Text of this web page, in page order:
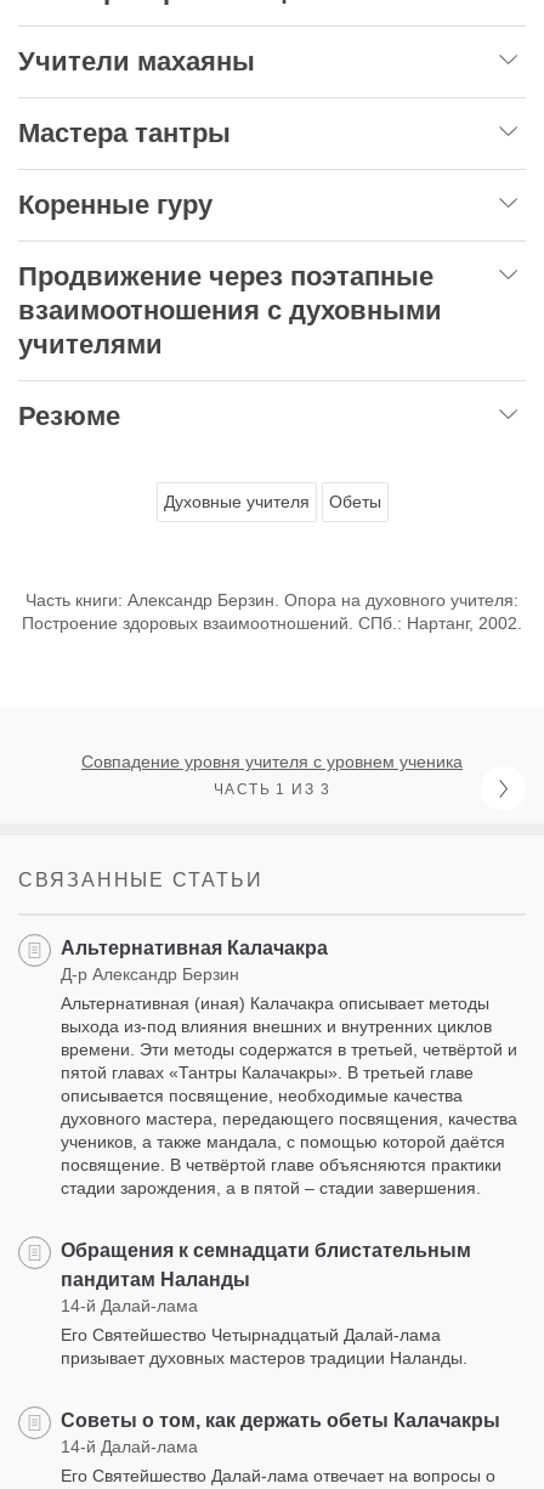
Учители махаяны
Мастера тантры
Коренные гуру
Продвижение через поэтапные
взаимоотношения с духовными
учителями
Резюме
Духовные учителя Обеты
Часть книги: Александр Берзин. Опора на духовного учителя:
Построение здоровых взаимоотношений. СПб.: Нартанг, 2002.
Совпадение уровня учителя с уровнем ученика
ЧАСТЬ 1 ИЗ 3
СВЯЗАННЫЕ СТАТЬИ
Альтернативная Калачакра
Д-р Александр Берзин
Альтернативная (иная) Калачакра описывает методы
выхода из-под влияния внешних и внутренних циклов
времени. Эти методы содержатся в третьей, четвёртой и
пятой главах «Тантры Калачакры». В третьей главе
описывается посвящение, необходимые качества
духовного мастера, передающего посвящения, качества
учеников, а также мандала, с помощью которой даётся
посвящение. В четвёртой главе объясняются практики
стадии зарождения, а в пятой – стадии завершения.
Обращения к семнадцати блистательным
пандитам Наланды
14-й Далай-лама
Его Святейшество Четырнадцатый Далай-лама
призывает духовных мастеров традиции Наланды.
Советы о том, как держать обеты Калачакры
14-й Далай-лама
Его Святейшество Далай-лама отвечает на вопросы о